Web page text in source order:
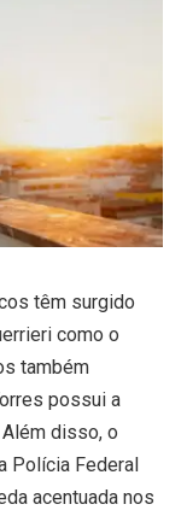
têm surgido
como o
também
possui a
disso, o
Polícia Federal
acentuada nos